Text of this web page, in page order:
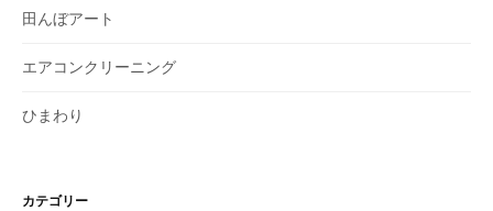
田んぼアート
エアコンクリーニング
ひまわり
カテゴリー